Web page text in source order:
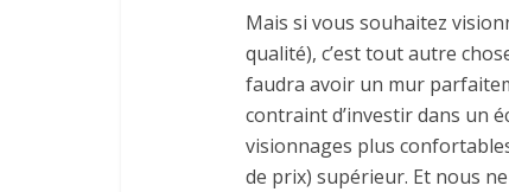
Mais si vous souhaitez
qualité), c’est tout autre
faudra avoir un mur
contraint d’investir dans un
visionnages plus
de prix) supérieur. Et nous